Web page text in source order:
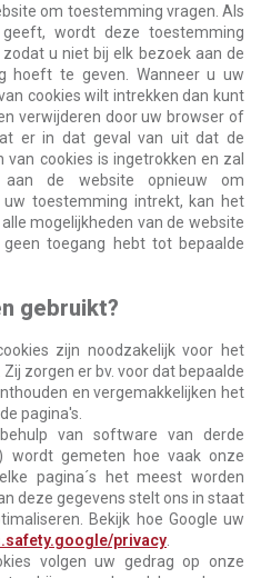
om toestemming vragen. Als
wordt deze toestemming
u niet bij elk bezoek aan de
hoeft te geven. Wanneer u uw
cookies wilt intrekken dan kunt
verwijderen door uw browser of
er in dat geval van uit dat de
cookies is ingetrokken en zal
de website opnieuw om
toestemming intrekt, kan het
mogelijkheden van de website
toegang hebt tot bepaalde
gebruikt?
zijn noodzakelijk voor het
zorgen er bv. voor dat bepaalde
en vergemakkelijken het
pagina's.
van software van derde
wordt gemeten hoe vaak onze
pagina´s het meest worden
deze gegevens stelt ons in staat
Bekijk hoe Google uw
privacy
volgen uw gedrag op onze